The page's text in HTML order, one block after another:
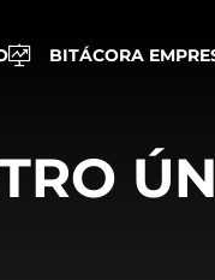
BITÁCORA